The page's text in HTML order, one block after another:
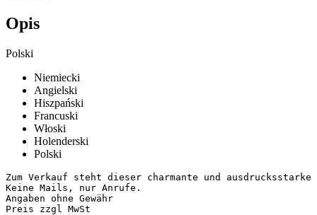
Opis
Polski
Niemiecki
Angielski
Hiszpański
Francuski
Włoski
Holenderski
Polski
Zum Verkauf steht dieser charmante und
Keine Mails, nur Anrufe.
Angaben ohne Gewähr
Preis zzgl MwSt